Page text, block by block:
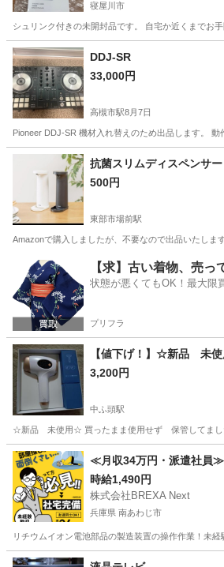
寝屋川市
シュリンク付きの未開封品です。 自宅か近くまでお
大阪 寝屋川市 DDJ-SR
33,000円
高槻市駅8月7日
Pioneer DDJ-SR 機材入れ替えのため出品します。
大阪 高槻市 高槻市駅 その他 DDJ
抗菌スリムディスペンサ
500円
東部市場前駅
Amazonで購入しましたが、不要なので出品いたし
大阪 大阪市 東部市場前駅 生活家電
【求】古い着物、売っ
状態が悪くてもOK！最大限
プリフラ
【値下げ！】☆新品 未
3,200円
中ふ頭駅
☆新品 未使用☆ 買ったまま使用せず 保管してまし
大阪 大阪市 中ふ頭駅 家電
≪月収34万円・派遣社員≫
時給1,490円
株式会社BREXA Next
兵庫県 南あわじ市
リチウムイオン電池部品の製造装置の操作作業！未
兵庫 南あわじ市 その他